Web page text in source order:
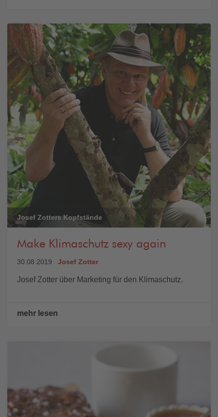
Josef Zotters Kopfstände
Make Klimaschutz sexy again
30.08.2019 Josef Zotter
Josef Zotter über Marketing für den Klimaschutz.
mehr lesen